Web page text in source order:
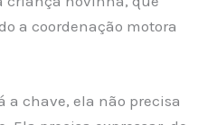
a coordenação motora
a chave, ela não precisa